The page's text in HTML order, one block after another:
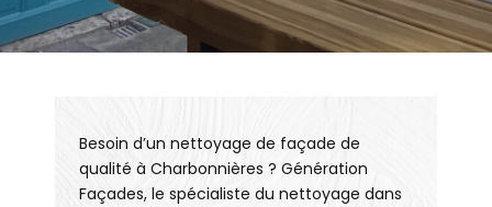
Besoin d’un nettoyage de façade de
qualité à Charbonnières ? Génération
Façades, le spécialiste du nettoyage dans